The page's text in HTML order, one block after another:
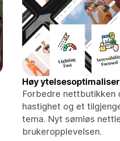
Høy
Forbedre nettbutikken
hastighet og et
tema. Nyt sømløs
brukeropplevelsen.